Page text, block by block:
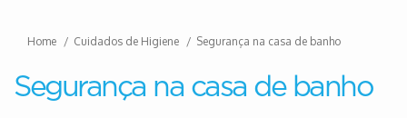
Home Cuidados de Higiene Segurança na casa de banho
Segurança na casa de banho